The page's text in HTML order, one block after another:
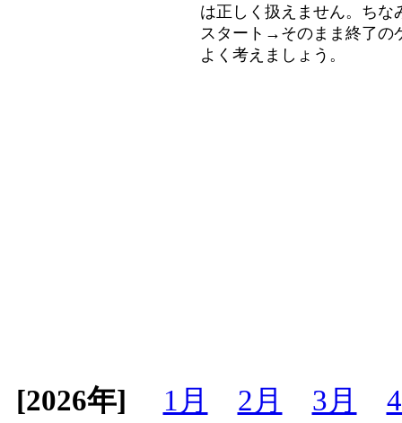
は正しく扱えません。ちな
スタート→そのまま終了の
よく考えましょう。
[2026年] 1月 2月 3月